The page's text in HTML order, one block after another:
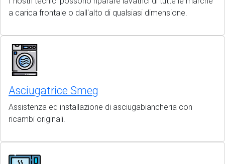
a carica frontale o dall'alto di qualsiasi dimensione.
Asciugatrice Smeg
Assistenza ed installazione di asciugabiancheria con
ricambi originali.